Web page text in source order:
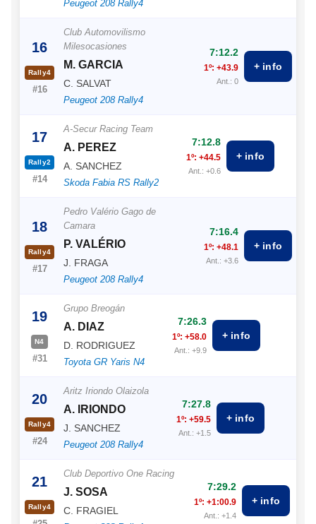
Peugeot 208 Rally4
16
Rally4
#16
Club Automovilismo
Milesocasiones
M. GARCIA
C. SALVAT
Peugeot 208 Rally4
7:12.2
1º: +43.9
Ant.: 0
+ info
17
Rally2
#14
A-Secur Racing Team
A. PEREZ
A. SANCHEZ
Skoda Fabia RS Rally2
7:12.8
1º: +44.5
Ant.: +0.6
+ info
18
Rally4
#17
Pedro Valério Gago de
Camara
P. VALÉRIO
J. FRAGA
Peugeot 208 Rally4
7:16.4
1º: +48.1
Ant.: +3.6
+ info
19
N4
#31
Grupo Breogán
A. DIAZ
D. RODRIGUEZ
Toyota GR Yaris N4
7:26.3
1º: +58.0
Ant.: +9.9
+ info
20
Rally4
#24
Aritz Iriondo Olaizola
A. IRIONDO
J. SANCHEZ
Peugeot 208 Rally4
7:27.8
1º: +59.5
Ant.: +1.5
+ info
21
Rally4
Club Deportivo One Racing
J. SOSA
C. FRAGIEL
7:29.2
1º: +1:00.9
Ant.: +1.4
+ info